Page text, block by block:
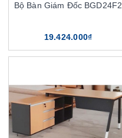
Bộ Bàn Giám Đốc BGD24F2
19.424.000₫